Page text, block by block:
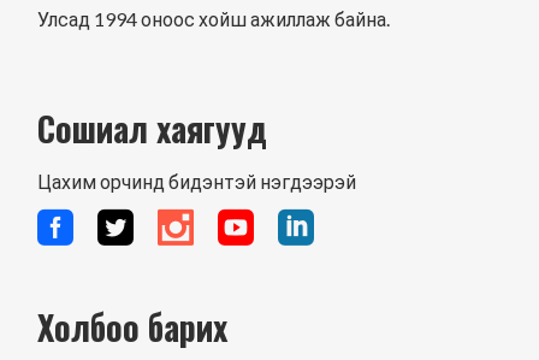
Улсад 1994 оноос хойш ажиллаж байна.
Сошиал хаягууд
Цахим орчинд бидэнтэй нэгдээрэй
Холбоо барих